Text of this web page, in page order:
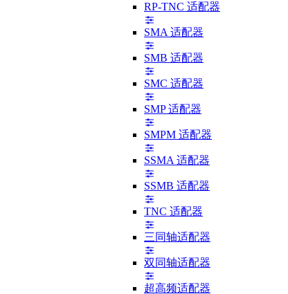
RP-TNC 适配器
SMA 适配器
SMB 适配器
SMC 适配器
SMP 适配器
SMPM 适配器
SSMA 适配器
SSMB 适配器
TNC 适配器
三同轴适配器
双同轴适配器
超高频适配器